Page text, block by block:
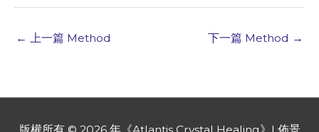
← 上一篇 Method 下一篇 Method →